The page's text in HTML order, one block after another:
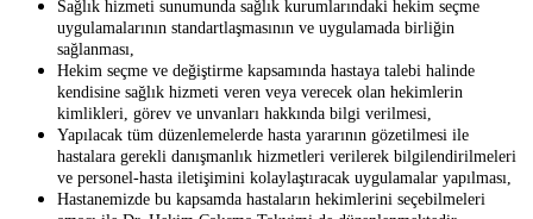
Sağlık hizmeti sunumunda sağlık kurumlarındaki hekim seçme
uygulamalarının standartlaşmasının ve uygulamada birliğin
sağlanması,
Hekim seçme ve değiştirme kapsamında hastaya talebi halinde
kendisine sağlık hizmeti veren veya verecek olan hekimlerin
kimlikleri, görev ve unvanları hakkında bilgi verilmesi,
Yapılacak tüm düzenlemelerde hasta yararının gözetilmesi ile
hastalara gerekli danışmanlık hizmetleri verilerek bilgilendirilmeleri
ve personel-hasta iletişimini kolaylaştıracak uygulamalar yapılması,
Hastanemizde bu kapsamda hastaların hekimlerini seçebilmeleri